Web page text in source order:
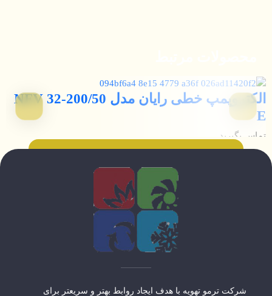
الکتروپمپ خطی رایان مدل NFV 32-200/50
E
تماس بگیرید
شرکت ترمو تهویه با هدف ایجاد روابط بهتر و سریعتر برای